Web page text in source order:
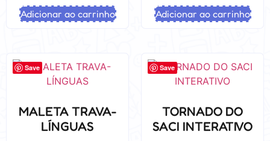
Adicionar ao carrinho Adicionar ao carrinho
Save
MALETA TRAVA-
LÍNGUAS
Save
TORNADO DO
SACI INTERATIVO